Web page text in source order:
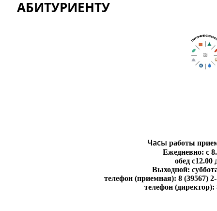
АБИТУРИЕНТУ
Часы работы
Ежедневно: с
обед с12.00
Выходной:
телефон (приемная): 8 (39567)
телефон (директор):